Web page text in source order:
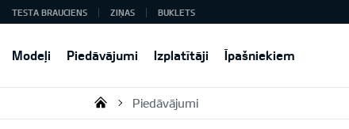
Modeļi Piedāvājumi Izplatītāji Īpašniekiem
TESTA BRAUCIENS ZIŅAS BUKLETS
KIA AUTO AS
Piedāvājumi